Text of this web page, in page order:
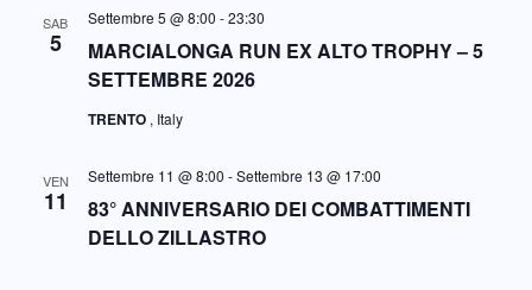
data.
SAB
5
MARCIALONGA RUN EX ALTO TROPHY – 5
SETTEMBRE 2026
Settembre 5 @ 8:00 -23:30
TRENTO , Italy
VEN
11
83° ANNIVERSARIO DEI COMBATTIMENTI
DELLO ZILLASTRO
Settembre 11 @ 8:00 -Settembre 13 @ 17:00